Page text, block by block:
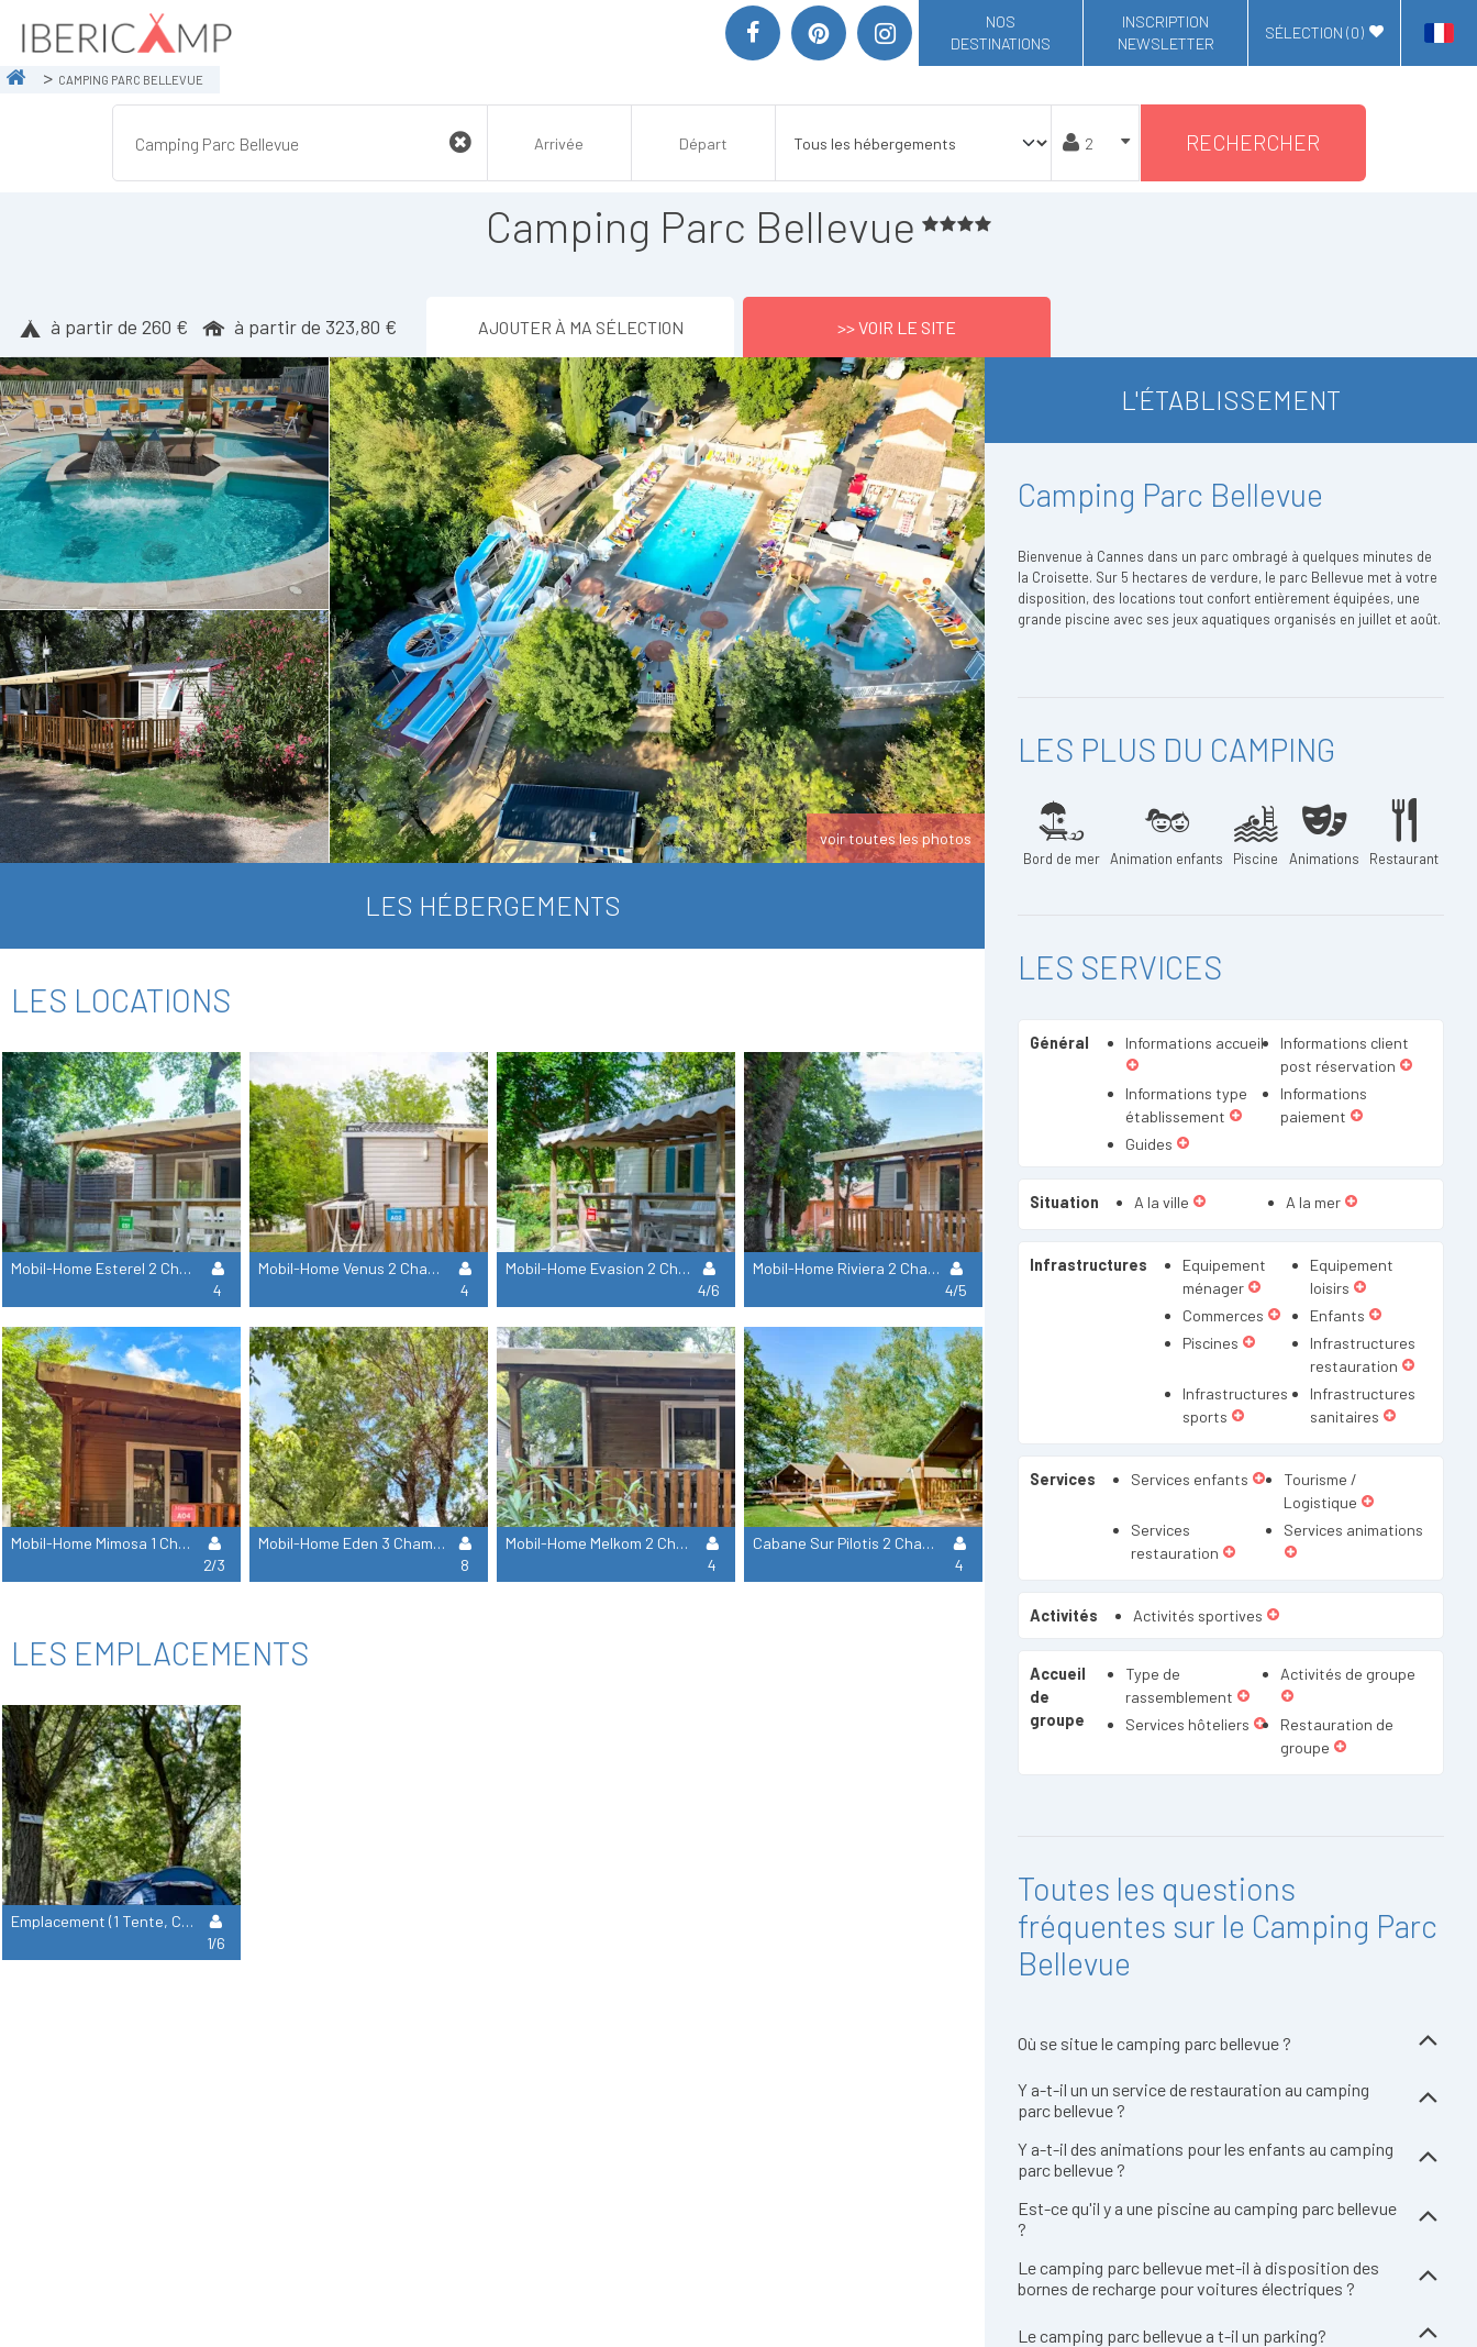
NOS
DESTINATIONS
INSCRIPTION
NEWSLETTER
SÉLECTION (0)
CAMPING PARC BELLEVUE
RECHERCHER
Camping Parc Bellevue
à partir de 260 € à partir de 323,80 € AJOUTER À MA SÉLECTION >> VOIR LE SITE
voir toutes les photos
LES HÉBERGEMENTS
LES LOCATIONS
Mobil-Home Esterel 2 Chambres - Sans Sanitaires
4
Mobil-Home Venus 2 Chambres
4
Mobil-Home Evasion 2 Chambres (4 Adultes Et 2 Enfants De -16 Ans)
4/6
Mobil-Home Riviera 2 Chambres (4 Adultes Et Un Enfant De -16 Ans)
4/5
Mobil-Home Mimosa 1 Chambre (2 Adultes + 1 Enfant De -18 Ans)
2/3
Mobil-Home Eden 3 Chambres
8
Mobil-Home Melkom 2 Chambres
4
Cabane Sur Pilotis 2 Chambres - Sans Sanitaires
4
LES EMPLACEMENTS
Emplacement (1 Tente, Caravane Ou Camping-Car) Avec Électricité
1/6
L'ÉTABLISSEMENT
Camping Parc Bellevue
Bienvenue à Cannes dans un parc ombragé à quelques minutes de
la Croisette. Sur 5 hectares de verdure, le parc Bellevue met à votre
disposition, des locations tout confort entièrement équipées, une
grande piscine avec ses jeux aquatiques organisés en juillet et août.
LES PLUS DU CAMPING
Bord de mer Animation enfants Piscine Animations Restaurant
LES SERVICES
Général Informations accueil
Informations client
post réservation
Informations type
établissement
Informations
paiement
Guides
Situation A la ville A la mer
Infrastructures
Equipement
ménager
Equipement
loisirs
Commerces
Enfants
Piscines
Infrastructures
restauration
Infrastructures
sports
Infrastructures
sanitaires
Services Services enfants
Tourisme /
Logistique
Services
restauration
Services animations
Activités Activités sportives
Accueil
de
groupe
Type de
rassemblement
Activités de groupe
Services hôteliers
Restauration de
groupe
Toutes les questions
fréquentes sur le Camping Parc
Bellevue
Où se situe le camping parc bellevue ?
Y a-t-il un un service de restauration au camping
parc bellevue ?
Y a-t-il des animations pour les enfants au camping
parc bellevue ?
Est-ce qu'il y a une piscine au camping parc bellevue
?
Le camping parc bellevue met-il à disposition des
bornes de recharge pour voitures électriques ?
Le camping parc bellevue a t-il un parking?